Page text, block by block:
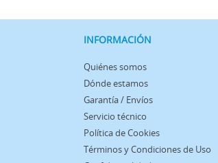
INFORMACIÓN
Quiénes somos
Dónde estamos
Garantía / Envíos
Servicio técnico
Política de Cookies
Términos y Condiciones de Uso